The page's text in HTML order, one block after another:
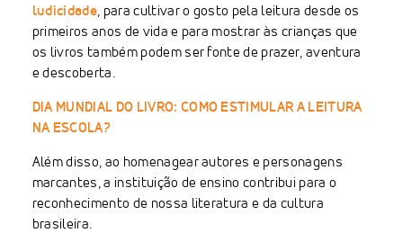
ludicidade, para cultivar o gosto pela leitura desde os
primeiros anos de vida e para mostrar às crianças que
os livros também podem ser fonte de prazer, aventura
e descoberta.
DIA MUNDIAL DO LIVRO: COMO ESTIMULAR A LEITURA
NA ESCOLA?
Além disso, ao homenagear autores e personagens
marcantes, a instituição de ensino contribui para o
reconhecimento de nossa literatura e da cultura
brasileira.